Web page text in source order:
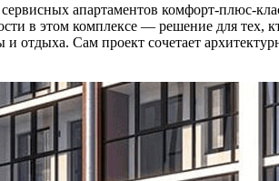
апартаментов комфорт-плюс-
в этом комплексе — решение для тех,
отдыха. Сам проект сочетает